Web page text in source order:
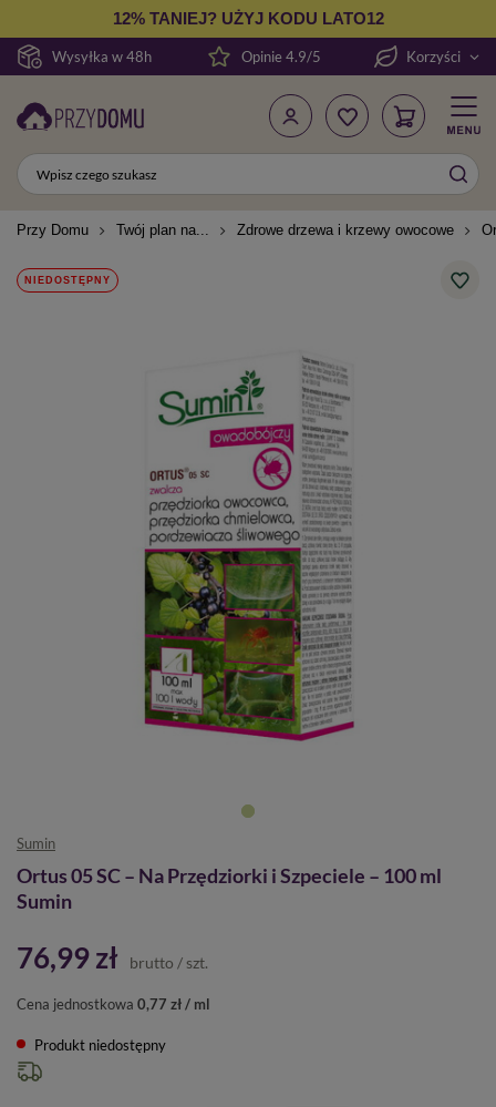
Wysyłka w 48h
12% TANIEJ? UŻYJ KODU LATO12
Opinie 4.9/5 Korzyści
Przy Domu Twój plan na... Zdrowe drzewa i krzewy owocowe
NIEDOSTĘPNY
Sumin
Ortus 05 SC – Na Przędziorki i Szpeciele – 100 ml
Sumin
76,99 zł brutto / szt.
Cena jednostkowa 0,77 zł / ml
Produkt niedostępny